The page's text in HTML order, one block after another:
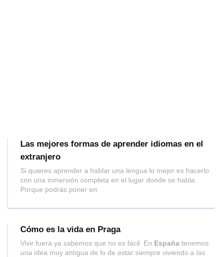
Las mejores formas de aprender idiomas en el
extranjero
Si quieres aprender a hablar una lengua lo mejor es hacerlo
con una inmersión completa en el lugar donde se habla.
Porque podrás poner en
Cómo es la vida en Praga
Vivir fuera ya sabemos que no es fácil. En España tenemos
una idea muy antigua de lo de estar siempre viviendo a las